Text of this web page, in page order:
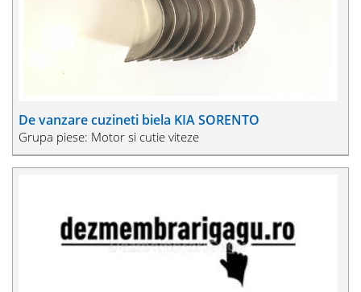
De vanzare cuzineti biela KIA SORENTO
Grupa piese: Motor si cutie viteze